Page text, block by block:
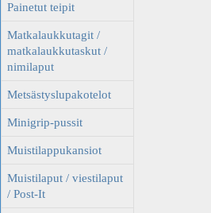
Painetut teipit
Matkalaukkutagit /
matkalaukkutaskut /
nimilaput
Metsästyslupakotelot
Minigrip-pussit
Muistilappukansiot
Muistilaput / viestilaput
/ Post-It